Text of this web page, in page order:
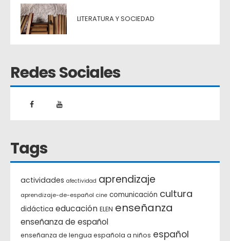
LITERATURA Y SOCIEDAD
Redes Sociales
Tags
actividades afectividad aprendizaje
aprendizaje-de-español cine comunicación cultura
didáctica educación ELEN enseñanza
enseñanza de español
enseñanza de lengua española a niños español